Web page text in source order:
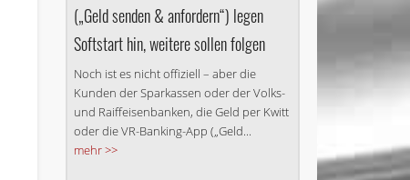
(„Geld senden & anfordern“) legen
Softstart hin, weitere sollen folgen
Noch ist es nicht offiziell – aber die
Kunden der Sparkassen oder der Volks-
und Raiffeisenbanken, die Geld per Kwitt
oder die VR-Banking-App („Geld...
mehr >>